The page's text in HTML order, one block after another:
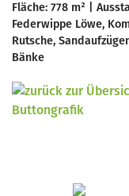
Fläche: 778 m² |
Federwippe Löwe,
Rutsche,
Bänke